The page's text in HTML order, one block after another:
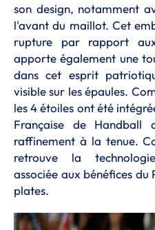
son design, notamment
l'avant du maillot. Cet
rupture par rapport
apporte également une
dans cet esprit
visible sur les épaules.
les 4 étoiles ont été
Française de
raffinement à la tenue.
retrouve la
associée aux bénéfices du
plates.